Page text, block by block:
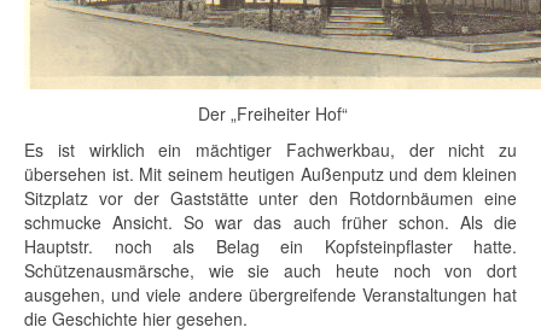
Der „Freiheiter Hof“
Es ist wirklich ein mächtiger Fachwerkbau, der nicht zu
übersehen ist. Mit seinem heutigen Außenputz und dem kleinen
Sitzplatz vor der Gaststätte unter den Rotdornbäumen eine
schmucke Ansicht. So war das auch früher schon. Als die
Hauptstr. noch als Belag ein Kopfsteinpflaster hatte.
Schützenausmärsche, wie sie auch heute noch von dort
ausgehen, und viele andere übergreifende Veranstaltungen hat
die Geschichte hier gesehen.